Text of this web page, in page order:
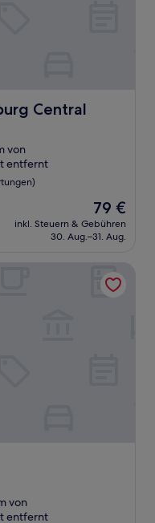
Central
von
entfernt
Der
Preis
beträgt
79 €
inkl. Steuern & Gebühren
30. Aug.–31. Aug.
von
entfernt